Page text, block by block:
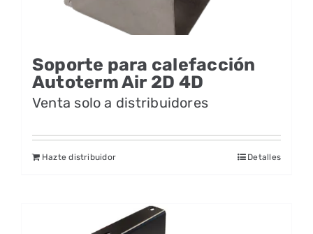
Soporte para calefacción
Autoterm Air 2D 4D
Venta solo a distribuidores
Hazte distribuidor Detalles